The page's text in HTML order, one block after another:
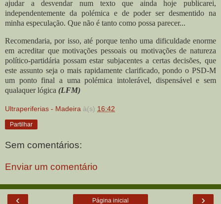
ajudar a desvendar num texto que ainda hoje publicarei,
independentemente da polémica e de poder ser desmentido na
minha especulação. Que não é tanto como possa parecer...
Recomendaria, por isso, até porque tenho uma dificuldade enorme
em acreditar que motivações pessoais ou motivações de natureza
político-partidária possam estar subjacentes a certas decisões, que
este assunto seja o mais rapidamente clarificado, pondo o PSD-M
um ponto final a uma polémica intolerável, dispensável e sem
qualaquer lógica (LFM)
Ultraperiferias - Madeira à(s) 16:42
Partilhar
Sem comentários:
Enviar um comentário
‹ ›
Página inicial